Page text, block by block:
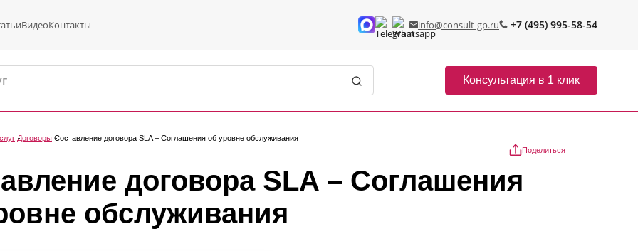
ВидеоКонтакты info@consult-gp.ru +7 (495) 995-58-54
Консультация в 1 клик
Договоры Составление договора SLA – Соглашения об уровне обслуживания
Поделиться
договора SLA – Соглашения
обслуживания